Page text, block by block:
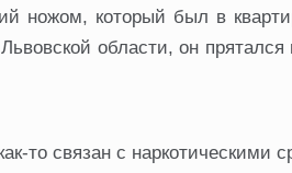
ножом, который был в
области, он прятался
то связан с наркотическими